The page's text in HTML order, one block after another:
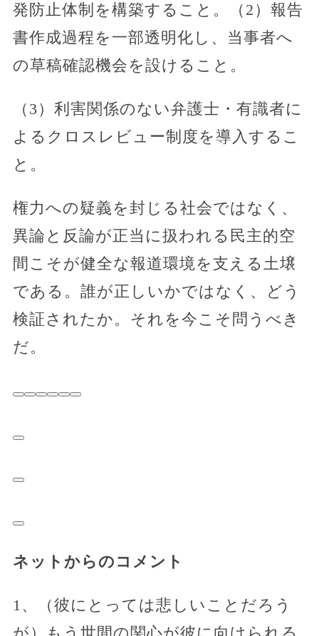
発防止体制を構築すること。（2）報告
書作成過程を一部透明化し、当事者へ
の草稿確認機会を設けること。
（3）利害関係のない弁護士・有識者に
よるクロスレビュー制度を導入するこ
と。
権力への疑義を封じる社会ではなく、
異論と反論が正当に扱われる民主的空
間こそが健全な報道環境を支える土壌
である。誰が正しいかではなく、どう
検証されたか。それを今こそ問うべき
だ。
ネットからのコメント
1、（彼にとっては悲しいことだろう